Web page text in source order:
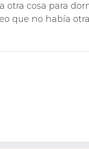
otra cosa para
que no había otra